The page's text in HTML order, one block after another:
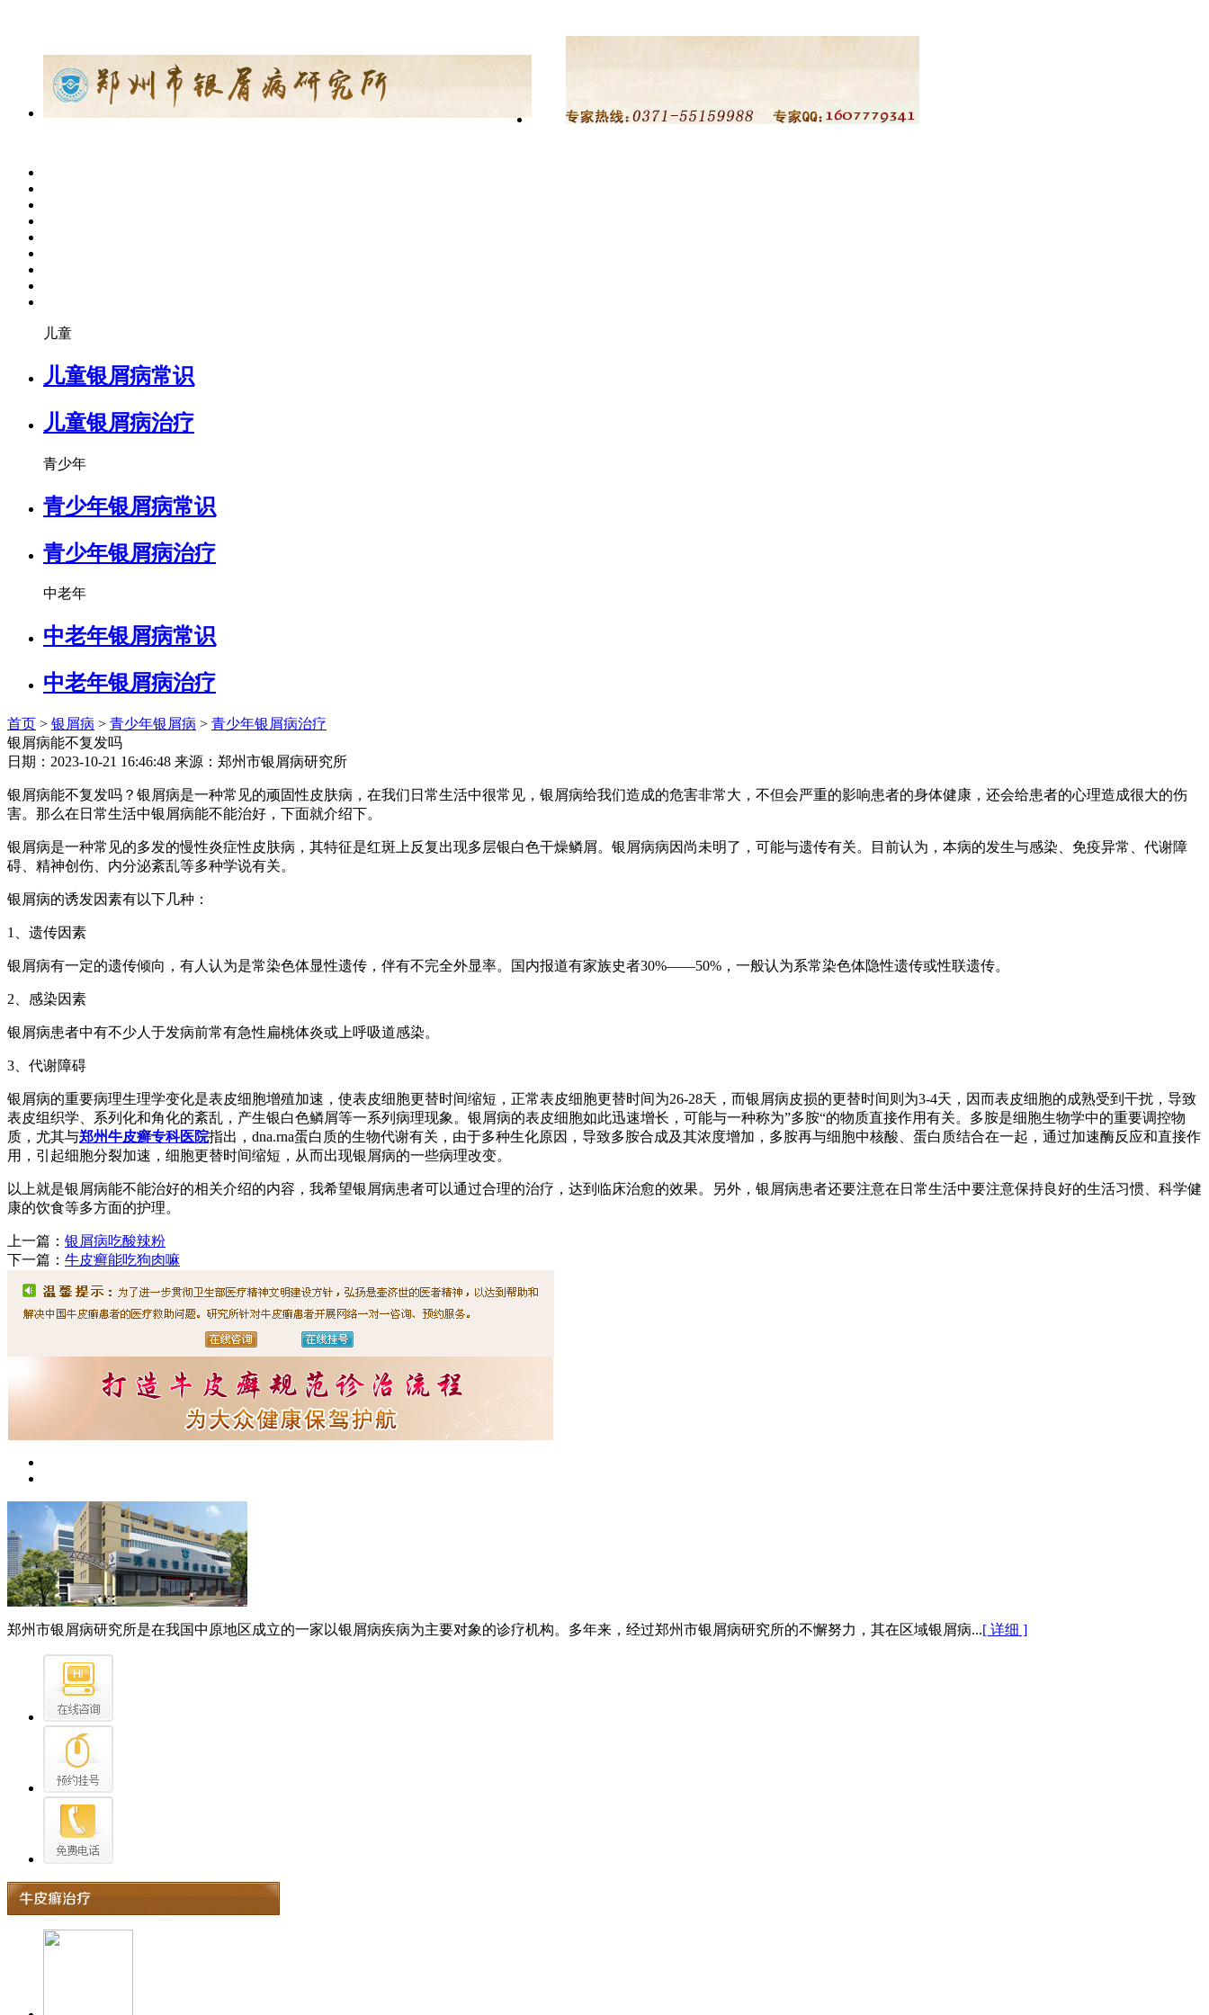
儿童
儿童银屑病常识
儿童银屑病治疗
青少年
青少年银屑病常识
青少年银屑病治疗
中老年
中老年银屑病常识
中老年银屑病治疗
首页 > 银屑病 > 青少年银屑病 > 青少年银屑病治疗
银屑病能不复发吗
日期：2023-10-21 16:46:48 来源：郑州市银屑病研究所
银屑病能不复发吗？银屑病是一种常见的顽固性皮肤病，在我们日常生活中很常见，银屑病给我们造成的危害非常大，不但会严重的影响患者的身体健康，还会给患者的心理造成很大的伤
害。那么在日常生活中银屑病能不能治好，下面就介绍下。
银屑病是一种常见的多发的慢性炎症性皮肤病，其特征是红斑上反复出现多层银白色干燥鳞屑。银屑病病因尚未明了，可能与遗传有关。目前认为，本病的发生与感染、免疫异常、代谢障
碍、精神创伤、内分泌紊乱等多种学说有关。
银屑病的诱发因素有以下几种：
1、遗传因素
银屑病有一定的遗传倾向，有人认为是常染色体显性遗传，伴有不完全外显率。国内报道有家族史者30%——50%，一般认为系常染色体隐性遗传或性联遗传。
2、感染因素
银屑病患者中有不少人于发病前常有急性扁桃体炎或上呼吸道感染。
3、代谢障碍
银屑病的重要病理生理学变化是表皮细胞增殖加速，使表皮细胞更替时间缩短，正常表皮细胞更替时间为26-28天，而银屑病皮损的更替时间则为3-4天，因而表皮细胞的成熟受到干扰，导致
表皮组织学、系列化和角化的紊乱，产生银白色鳞屑等一系列病理现象。银屑病的表皮细胞如此迅速增长，可能与一种称为”多胺“的物质直接作用有关。多胺是细胞生物学中的重要调控物
质，尤其与郑州牛皮癣专科医院指出，dna.rna蛋白质的生物代谢有关，由于多种生化原因，导致多胺合成及其浓度增加，多胺再与细胞中核酸、蛋白质结合在一起，通过加速酶反应和直接作
用，引起细胞分裂加速，细胞更替时间缩短，从而出现银屑病的一些病理改变。
以上就是银屑病能不能治好的相关介绍的内容，我希望银屑病患者可以通过合理的治疗，达到临床治愈的效果。另外，银屑病患者还要注意在日常生活中要注意保持良好的生活习惯、科学健
康的饮食等多方面的护理。
上一篇： 银屑病吃酸辣粉
下一篇： 牛皮癣能吃狗肉嘛
郑州市银屑病研究所是在我国中原地区成立的一家以银屑病疾病为主要对象的诊疗机构。多年来，经过郑州市银屑病研究所的不懈努力，其在区域银屑病...[ 详细 ]